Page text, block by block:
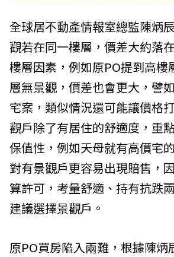
全球居不動產情報室總監陳炳
觀若在同一樓層，價差大約落
樓層因素，例如原PO提到高樓
層無景觀，價差也會更大，譬
宅案，類似情況還可能讓價格
觀戶除了有居住的舒適度，重
保值性，例如天母就有高價宅
對有景觀戶更容易出現賠售，
算許可，考量舒適、持有抗跌
建議選擇景觀戶。
原PO買房陷入兩難，根據陳炳